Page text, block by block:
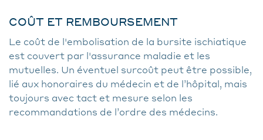
COÛT ET REMBOURSEMENT
Le coût de l'embolisation de la bursite ischiatique
est couvert par l'assurance maladie et les
mutuelles. Un éventuel surcoût peut être possible,
lié aux honoraires du médecin et de l’hôpital, mais
toujours avec tact et mesure selon les
recommandations de l’ordre des médecins.